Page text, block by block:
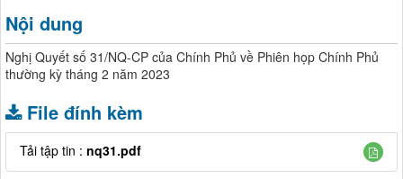
Nội dung
Nghị Quyết số 31/NQ-CP của Chính Phủ về Phiên họp Chính Phủ
thường kỳ tháng 2 năm 2023
File đính kèm
Tải tập tin : nq31.pdf